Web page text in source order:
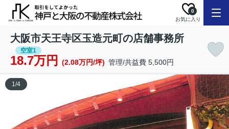
お気に入り
0
大阪市天王寺区玉造元町の店舗事務所
空室1
18.7万円 (2.08万円/坪) 管理/共益費 5,500円
1/4